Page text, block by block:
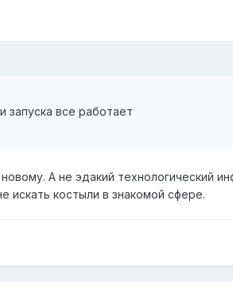
запуска все работает
А не эдакий технологический
искать костыли в знакомой сфере.